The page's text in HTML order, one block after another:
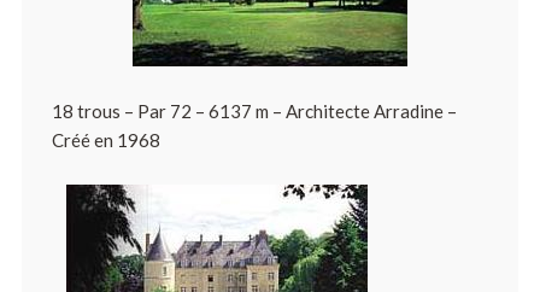
18 trous – Par 72 – 6137 m – Architecte Arradine –
Créé en 1968